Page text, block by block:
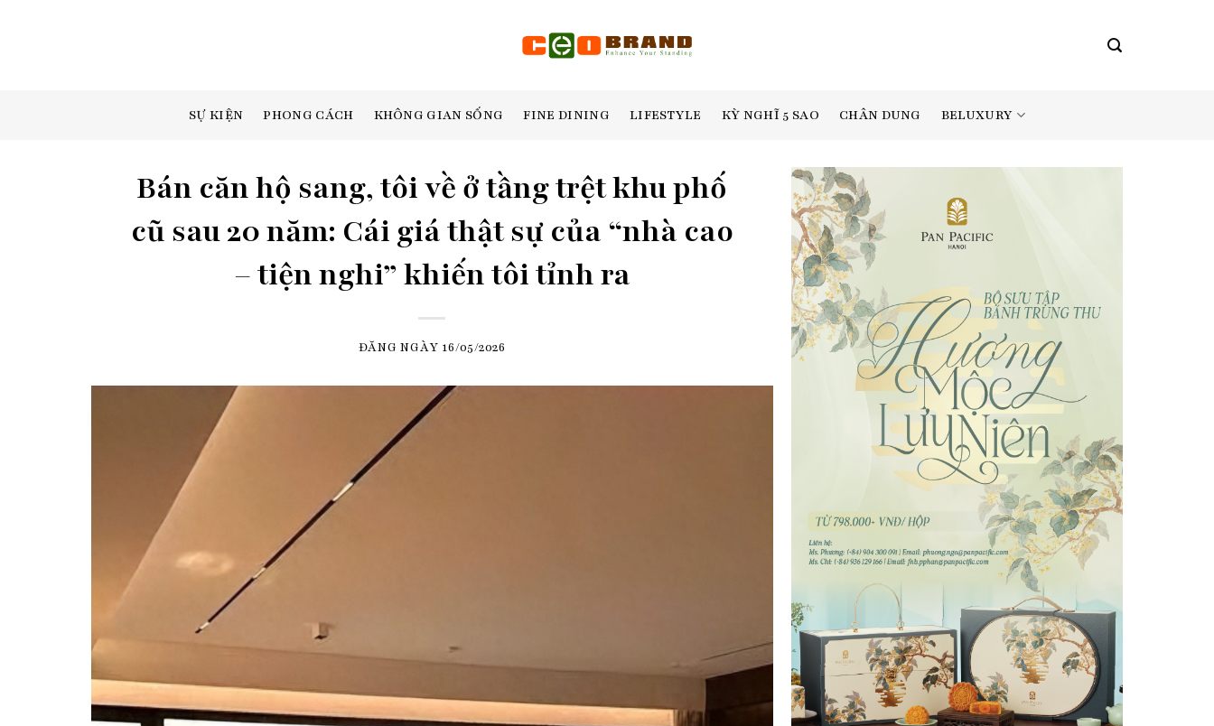
SỰ KIỆN PHONG CÁCH KHÔNG GIAN SỐNG FINE DINING LIFESTYLE KỲ NGHĨ 5 SAO CHÂN DUNG BELUXURY
Bán căn hộ sang, tôi về ở tầng trệt khu phố
cũ sau 20 năm: Cái giá thật sự của “nhà cao
– tiện nghi” khiến tôi tỉnh ra
ĐĂNG NGÀY 16/05/2026